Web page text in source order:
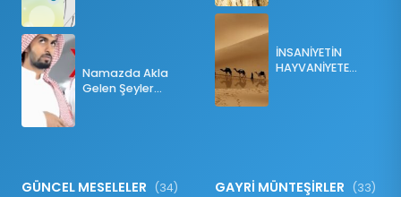
Namazda Akla
Gelen Şeyler
İNSANİYETİN
HAYVANİYETE
GÜNCEL MESELELER (34) GAYRİ MÜNTEŞİRLER (33)